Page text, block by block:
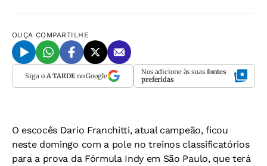
OUÇA COMPARTILHE
Siga o A TARDEno Google Nos adicione às suas fontes
preferidas
O escocês Dario Franchitti, atual campeão, ficou
neste domingo com a pole no treinos classificatórios
para a prova da Fórmula Indy em São Paulo, que terá